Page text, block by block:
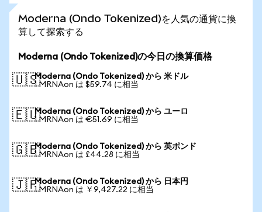
Moderna (Ondo Tokenized)を人気の通貨に換
算して探索する
Moderna (Ondo Tokenized)の今日の換算価格
🇺🇸Moderna (Ondo Tokenized) から 米ドル
1 MRNAon は $59.74 に相当
🇪🇺Moderna (Ondo Tokenized) から ユーロ
1 MRNAon は €51.69 に相当
🇬🇧Moderna (Ondo Tokenized) から 英ポンド
1 MRNAon は £44.28 に相当
🇯🇵Moderna (Ondo Tokenized) から 日本円
1 MRNAon は ￥9,427.22 に相当